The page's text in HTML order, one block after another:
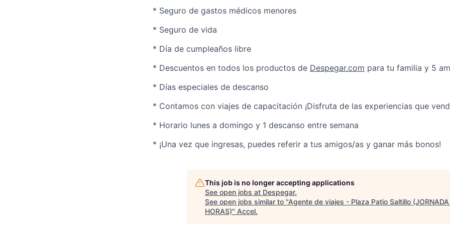
* Seguro de gastos médicos menores
* Seguro de vida
* Día de cumpleaños libre
* Descuentos en todos los productos de Despegar.com para tu familia y 5
* Días especiales de descanso
* Contamos con viajes de capacitación ¡Disfruta de las experiencias que
* Horario lunes a domingo y 1 descanso entre semana
* ¡Una vez que ingresas, puedes referir a tus amigos/as y ganar más bonos!
This job is no longer accepting applications
See open jobs at Despegar.
See open jobs similar to "Agente de viajes - Plaza Patio Saltillo (JORNADA
HORAS)" Accel.